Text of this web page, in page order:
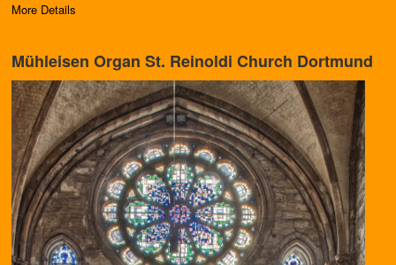
More Details
Mühleisen Organ St. Reinoldi Church Dortmund